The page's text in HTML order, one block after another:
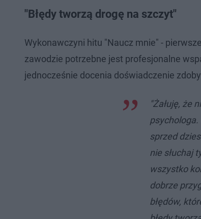
"Błędy tworzą drogę na szczyt"
Wykonawczyni hitu "Naucz mnie" -
zawodzie potrzebne jest profesjonalne
jednocześnie docenia doświadczenie
"Żałuję, że
psychologa.
sprzed
nie słuchaj
wszystko
dobrze
błędów,